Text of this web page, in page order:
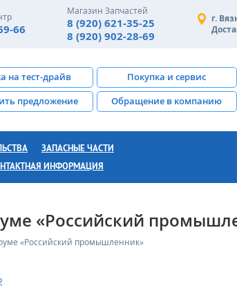
66
Магазин Запчастей
8 (920) 621-35-25
8 (920) 902-28-69
г.
на тест-драйв
Покупка и сервис
предложение
Обращение в компанию
ЗАПАСНЫЕ ЧАСТИ
ИНФОРМАЦИЯ
«Российский
«Российский промышленник»